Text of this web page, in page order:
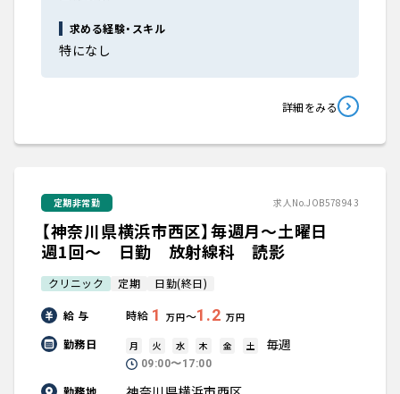
求める経験・スキル
特になし
詳細をみる
定期非常勤 求人No.JOB578943
【神奈川県横浜市西区】毎週月～土曜日
週1回～ 日勤 放射線科 読影
クリニック 定期 日勤(終日)
給 与 時給 1 万円〜1.2 万円
勤務日 月 火 水 木 金 土 毎週
09:00〜17:00
勤務地